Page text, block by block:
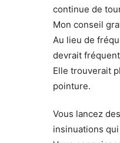
continue de
Mon conseil
Au lieu de
devrait
Elle trouverait
pointure.
Vous lancez
insinuations